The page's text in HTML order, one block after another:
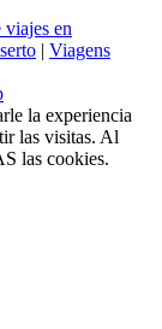
viajes en
| Viagens
la experiencia
las visitas. Al
las cookies.